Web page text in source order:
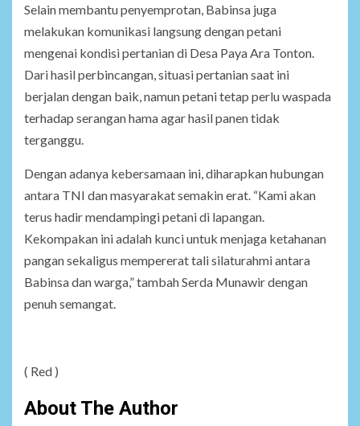
Selain membantu penyemprotan, Babinsa juga
melakukan komunikasi langsung dengan petani
mengenai kondisi pertanian di Desa Paya Ara Tonton.
Dari hasil perbincangan, situasi pertanian saat ini
berjalan dengan baik, namun petani tetap perlu waspada
terhadap serangan hama agar hasil panen tidak
terganggu.
Dengan adanya kebersamaan ini, diharapkan hubungan
antara TNI dan masyarakat semakin erat. “Kami akan
terus hadir mendampingi petani di lapangan.
Kekompakan ini adalah kunci untuk menjaga ketahanan
pangan sekaligus mempererat tali silaturahmi antara
Babinsa dan warga,” tambah Serda Munawir dengan
penuh semangat.
( Red )
About The Author